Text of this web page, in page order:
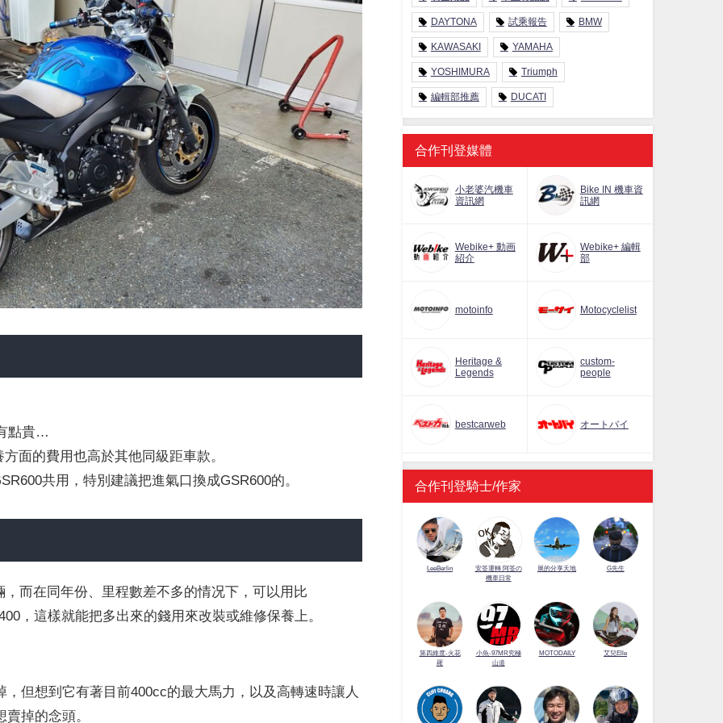
點貴…
面的費用也高於其他同級距車款。
共用，特別建議把進氣口換成GSR600的。
而在同年份、里程數差不多的情况下，可以用比
，這樣就能把多出來的錢用來改裝或維修保養上。
但想到它有著目前400cc的最大馬力，以及高轉速時讓人
掉的念頭。
DAYTONA 試乘報告 BMW
KAWASAKI YAMAHA
YOSHIMURA Triumph
編輯部推薦 DUCATI
合作刊登媒體
小老婆汽機車
資訊網
Bike IN 機車資
訊網
Webike+ 動画
紹介
Webike+ 編輯
部
motoinfo Motocyclelist
Heritage &
Legends
custom-
people
bestcarweb オートバイ
合作刊登騎士/作家
LeeBerlin
安筌運轉 阿筌の
機車日常
展的分享天地 G先生
第四維度-火花
羅
小魚-97MR究極
山道
MOTODAILY 艾兒Elle